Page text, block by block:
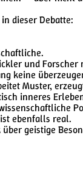
dieser Debatte:
und
keine
Muster,
inneres
ebenfalls real.
geistige